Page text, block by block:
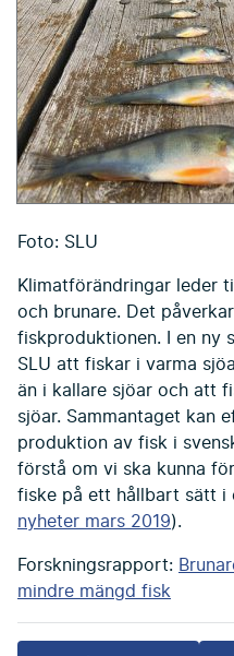
Foto: SLU
Klimatförändringar leder
och brunare. Det
fiskproduktionen. I en ny
SLU att fiskar i varma
än i kallare sjöar och att
sjöar. Sammantaget kan
produktion av fisk i
förstå om vi ska kunna
fiske på ett hållbart sätt i
nyheter mars 2019).
Forskningsrapport:
mindre mängd fisk